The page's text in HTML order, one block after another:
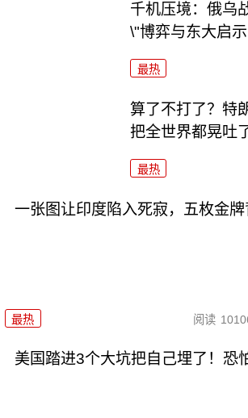
千机压境：俄乌
\"博弈与东大启示
最热
算了不打了？特
把全世界都晃吐
最热
一张图让印度陷入死寂，五枚金
最热 阅读
美国踏进3个大坑把自己埋了！恐